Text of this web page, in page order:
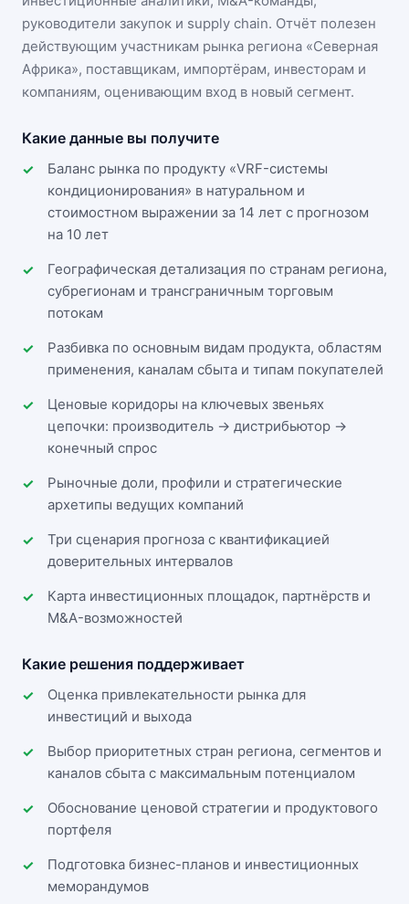
руководители закупок и supply chain. Отчёт полезен
действующим участникам рынка региона «Северная
Африка», поставщикам, импортёрам, инвесторам и
компаниям, оценивающим вход в новый сегмент.
Какие данные вы получите
Баланс рынка по продукту «VRF-системы
кондиционирования» в натуральном и
стоимостном выражении за 14 лет с прогнозом
на 10 лет
Географическая детализация по странам региона,
субрегионам и трансграничным торговым
потокам
Разбивка по основным видам продукта, областям
применения, каналам сбыта и типам покупателей
Ценовые коридоры на ключевых звеньях
цепочки: производитель → дистрибьютор →
конечный спрос
Рыночные доли, профили и стратегические
архетипы ведущих компаний
Три сценария прогноза с квантификацией
доверительных интервалов
Карта инвестиционных площадок, партнёрств и
M&A-возможностей
Какие решения поддерживает
Оценка привлекательности рынка для
инвестиций и выхода
Выбор приоритетных стран региона, сегментов и
каналов сбыта с максимальным потенциалом
Обоснование ценовой стратегии и продуктового
портфеля
Подготовка бизнес-планов и инвестиционных
меморандумов